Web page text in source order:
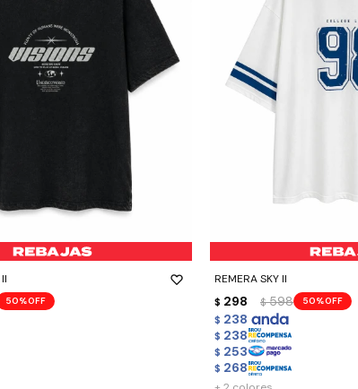
50
REMERA SKY II
$ 298 $ 598 50
$ 238
$ 238
$ 253
$ 268
- +